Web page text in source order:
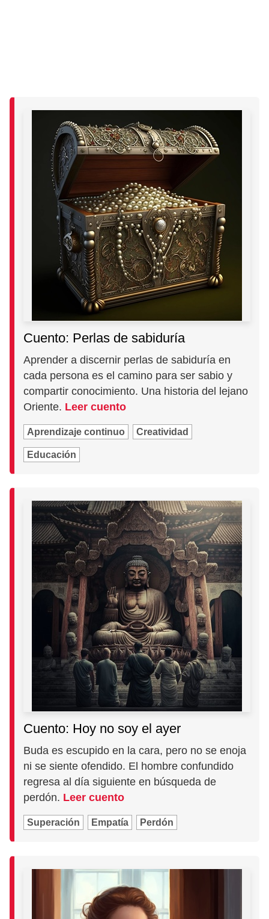
Cuento: Perlas de sabiduría
Aprender a discernir perlas de sabiduría en
cada persona es el camino para ser sabio y
compartir conocimiento. Una historia del lejano
Oriente. Leer cuento
Aprendizaje continuo Creatividad
Educación
Cuento: Hoy no soy el ayer
Buda es escupido en la cara, pero no se enoja
ni se siente ofendido. El hombre confundido
regresa al día siguiente en búsqueda de
perdón. Leer cuento
Superación Empatía Perdón